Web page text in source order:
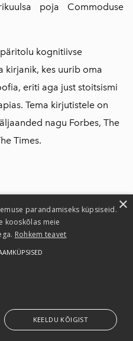
poja Commoduse
kognitiivse
kirjanik, kes uurib oma
eriti aga just stoitsismi
Tema kirjutistele on
nagu Forbes, The
Times.
×
parandamiseks küpsiseid.
kooskõlas meie
Rohkem teavet
KEELDU KÕIGIST